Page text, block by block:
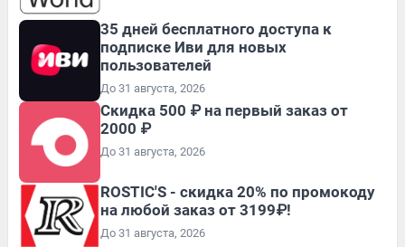
35 дней бесплатного доступа к
подписке Иви для новых
пользователей
До 31 августа, 2026
Скидка 500 ₽ на первый заказ от
2000 ₽
До 31 августа, 2026
ROSTIC'S - скидка 20% по промокоду
на любой заказ от 3199₽!
До 31 августа, 2026